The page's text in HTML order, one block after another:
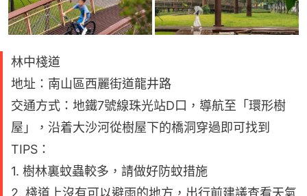
林中棧道
地址：南山區西麗街道龍井路
交通方式：地鐵7號線珠光站D口，導航至「環形樹
屋」，沿着大沙河從樹屋下的橋洞穿過即可找到
TIPS：
1. 樹林裏蚊蟲較多，請做好防蚊措施
2. 棧道上沒有可以避雨的地方，出行前建議查看天氣